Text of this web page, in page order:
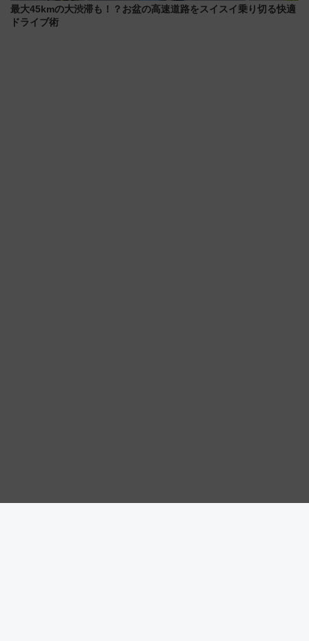
最大45kmの大渋滞も！？お盆の高速道路をスイスイ乗り切る快適
ドライブ術